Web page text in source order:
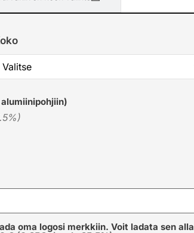
oma logosi merkkiin. Voit ladata sen alla